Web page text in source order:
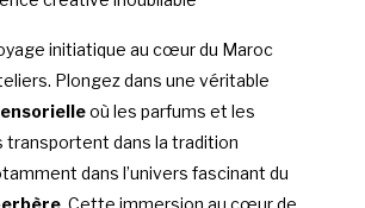
initiatique au cœur du Maroc
Plongez dans une véritable
où les parfums et les
dans la tradition
dans l’univers fascinant du
. Cette immersion au cœur de